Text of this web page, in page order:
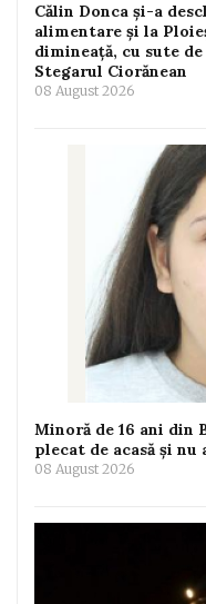
Călin Donca și-a
alimentare și la
dimineață, cu sute
Stegarul Ciorănean
08 August 2026
Minoră de 16 ani din
plecat de acasă și
08 August 2026